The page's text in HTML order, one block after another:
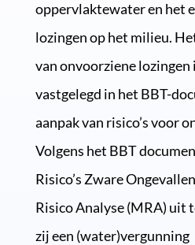
oppervlaktewater en het
lozingen op het milieu.
van onvoorziene
vastgelegd in het BBT-
aanpak van risico’s voor
Volgens het BBT
Risico’s Zware
Risico Analyse (MRA) uit
zij een (water)vergunning